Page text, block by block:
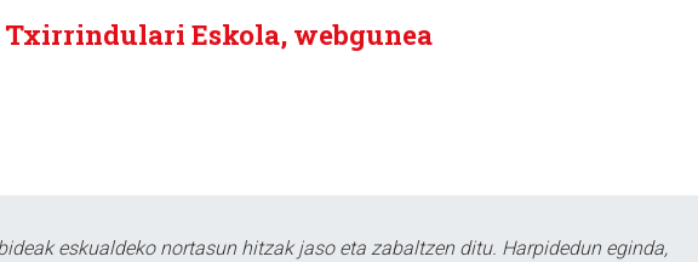
Eskola, webgunea
eskualdeko nortasun hitzak jaso eta zabaltzen ditu. Harpidedun eginda,